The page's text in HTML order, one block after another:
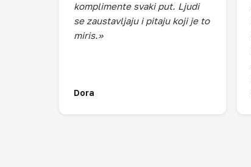
komplimente svaki put. Ljudi
se zaustavljaju i pitaju koji je to
miris.»
Dora